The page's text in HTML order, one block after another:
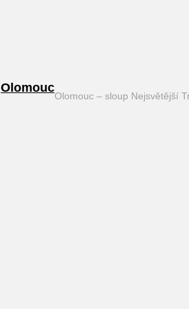
Olomouc
Olomouc – sloup Nejsvětější